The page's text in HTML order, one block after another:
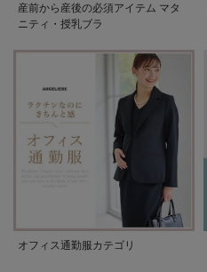
産前から産後の必須アイテム マタ
ニティ・授乳ブラ
オフィス通勤服カテゴリ